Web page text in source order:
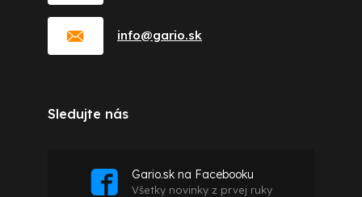
info@gario.sk
Sledujte nás
Gario.sk na Facebooku
Všetky novinky z prvej ruky